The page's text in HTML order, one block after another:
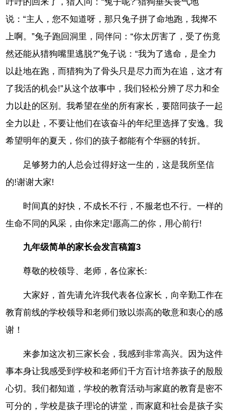
说：“主人，您不知道呀，那只兔子拼了命地跑，我撵不
上啊。”兔子跑回洞里，同伴问：“你太厉害了，受了伤竟
然还能从猎狗嘴里逃脱?”兔子说：“我为了逃命，是全力
以赴地在跑，而猎狗为了骨头只是尽力而为在追，这才有
了我活的机会!”从这个故事中，我们轻松分辨了尽力和全
力以赴的区别。我希望在坐的所有家长，要陪同孩子一起
全力以赴，不要让他们在该奋斗的年纪里选择了安逸。我
希望明年的夏天，你们的孩子都能有个华丽的转折。
足够努力的人总会过得好这一生的，这是我所坚信
的!谢谢大家!
时间真的好快，不成长不行，不服老也不行。一样的
生命不同的风采，由你来定!愿高二的你，用心前行!
九年级简单的家长会发言稿篇3
尊敬的校领导、老师，各位家长:
大家好，首先请允许我代表各位家长，向辛勤工作在
教育前线的学校领导和老师们致以崇高的敬意和衷心的感
谢！
来参加这次初三家长会，我感到非常高兴。因为这件
事本身让我感受到学校和老师们千方百计培养孩子的殷殷
心切。我们都知道，学校的教育活动与家庭的教育是密不
可分的，学校是孩子理论的讲堂，而家庭和社会是孩子实